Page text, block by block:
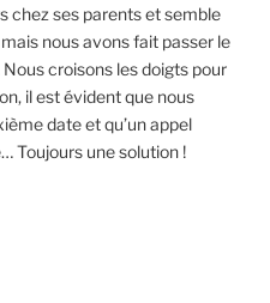
chez ses parents et semble
nous avons fait passer le
croisons les doigts pour
il est évident que nous
date et qu’un appel
Toujours une solution !